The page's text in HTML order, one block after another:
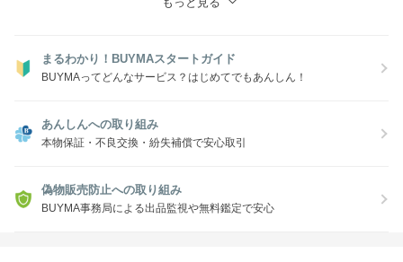
まるわかり！BUYMAスタートガイド
BUYMAってどんなサービス？はじめてでもあんしん！
あんしんへの取り組み
本物保証・不良交換・紛失補償で安心取引
偽物販売防止への取り組み
BUYMA事務局による出品監視や無料鑑定で安心